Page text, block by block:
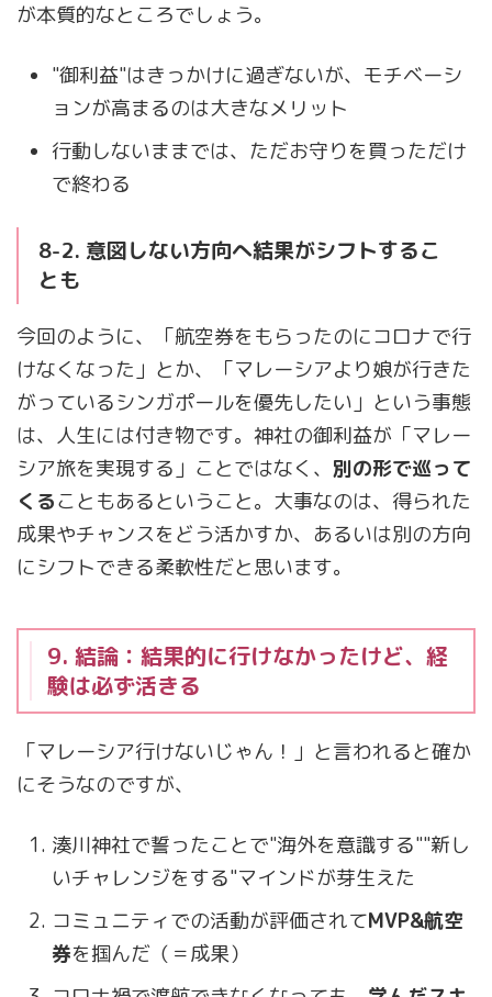
が本質的なところでしょう。
"御利益"はきっかけに過ぎないが、モチベーシ
ョンが高まるのは大きなメリット
行動しないままでは、ただお守りを買っただけ
で終わる
8-2. 意図しない方向へ結果がシフトするこ
とも
今回のように、「航空券をもらったのにコロナで行
けなくなった」とか、「マレーシアより娘が行きた
がっているシンガポールを優先したい」という事態
は、人生には付き物です。神社の御利益が「マレー
シア旅を実現する」ことではなく、 別の形で巡って
くることもあるということ。大事なのは、得られた
成果やチャンスをどう活かすか、あるいは別の方向
にシフトできる柔軟性だと思います。
9. 結論：結果的に行けなかったけど、経
験は必ず活きる
「マレーシア行けないじゃん！」と言われると確か
にそうなのですが、
湊川神社で誓ったことで"海外を意識する""新し
いチャレンジをする"マインドが芽生えた
コミュニティでの活動が評価されてMVP&航空
券を掴んだ（＝成果）